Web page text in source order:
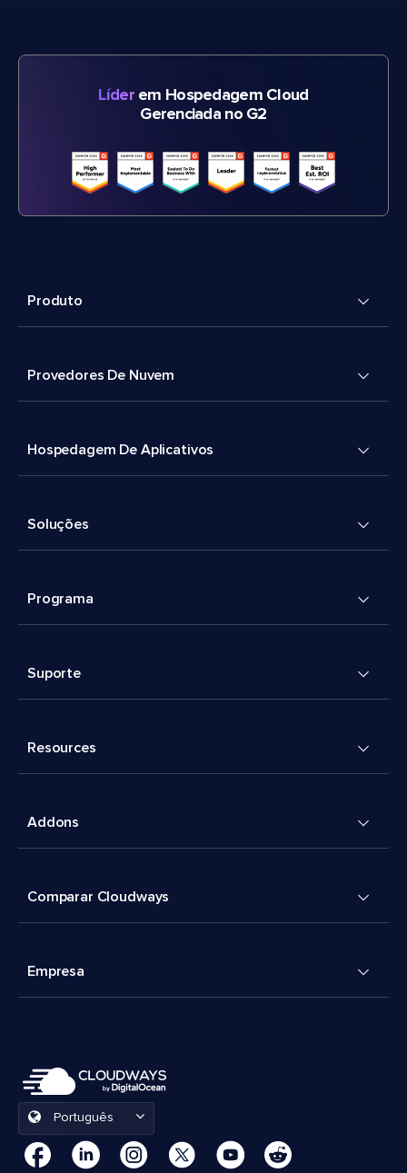
Líderem Hospedagem Cloud
Gerenciada no G2
Produto
Provedores De Nuvem
Hospedagem De Aplicativos
Soluções
Programa
Suporte
Resources
Addons
Comparar Cloudways
Empresa
Português